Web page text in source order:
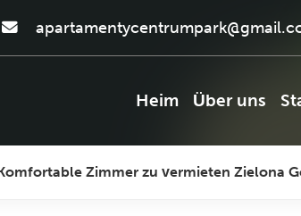
Heim Über uns
Zimmer zu vermieten Zielona